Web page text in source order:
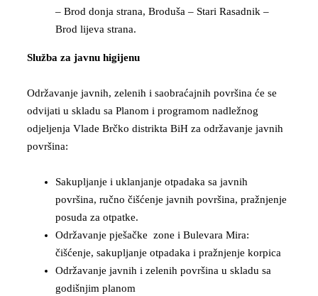
– Brod donja strana, Broduša – Stari Rasadnik –
Brod lijeva strana.
Služba za javnu higijenu
Održavanje javnih, zelenih i saobraćajnih površina će se
odvijati u skladu sa Planom i programom nadležnog
odjeljenja Vlade Brčko distrikta BiH za održavanje javnih
površina:
Sakupljanje i uklanjanje otpadaka sa javnih
površina, ručno čišćenje javnih površina, pražnjenje
posuda za otpatke.
Održavanje pješačke zone i Bulevara Mira:
čišćenje, sakupljanje otpadaka i pražnjenje korpica
Održavanje javnih i zelenih površina u skladu sa
godišnjim planom